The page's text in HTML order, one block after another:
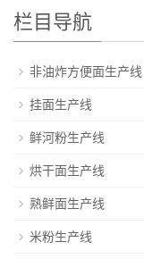
栏目导航
非油炸方便面生产线
挂面生产线
鲜河粉生产线
烘干面生产线
熟鲜面生产线
米粉生产线